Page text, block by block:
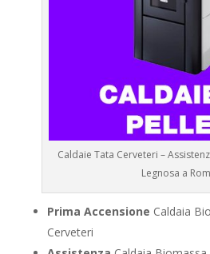
Caldaie Tata Cerveteri –
Legnosa a
Prima Accensione Caldaia
Cerveteri